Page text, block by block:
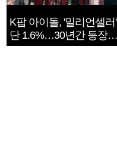
K팝 아이돌, '밀리언셀러'
단 1.6%…30년간 등장
1182개팀 전수조사